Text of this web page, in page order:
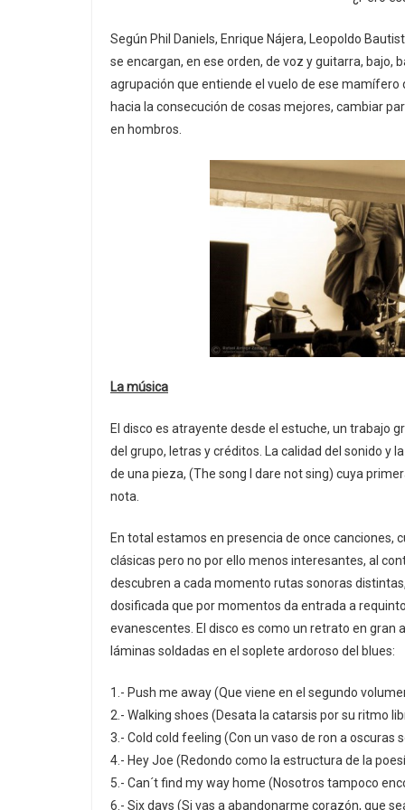
Según Phil Daniels, Enrique Nájera, Leopoldo
se encargan, en ese orden, de voz y guitarra,
agrupación que entiende el vuelo de ese
hacia la consecución de cosas mejores, cambiar
en hombros.
La música
El disco es atrayente desde el estuche, un trabajo
del grupo, letras y créditos. La calidad del sonido y
de una pieza, (The song I dare not sing) cuya
nota.
En total estamos en presencia de once canciones,
clásicas pero no por ello menos interesantes, al
descubren a cada momento rutas sonoras
dosificada que por momentos da entrada a
evanescentes. El disco es como un retrato en
láminas soldadas en el soplete ardoroso del blues:
1.- Push me away (Que viene en el segundo
2.- Walking shoes (Desata la catarsis por su ritmo
3.- Cold cold feeling (Con un vaso de ron a oscuras
4.- Hey Joe (Redondo como la estructura de la
5.- Can´t find my way home (Nosotros tampoco
6.- Six days (Si vas a abandonarme corazón, que